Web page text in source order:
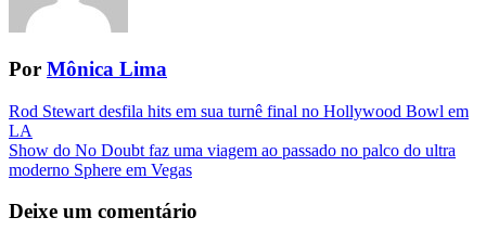
Por Mônica Lima
Navegação
da
Postagem
Rod Stewart desfila hits em sua turnê final no Hollywood Bowl em
LA
Show do No Doubt faz uma viagem ao passado no palco do ultra
moderno Sphere em Vegas
Deixe um comentário